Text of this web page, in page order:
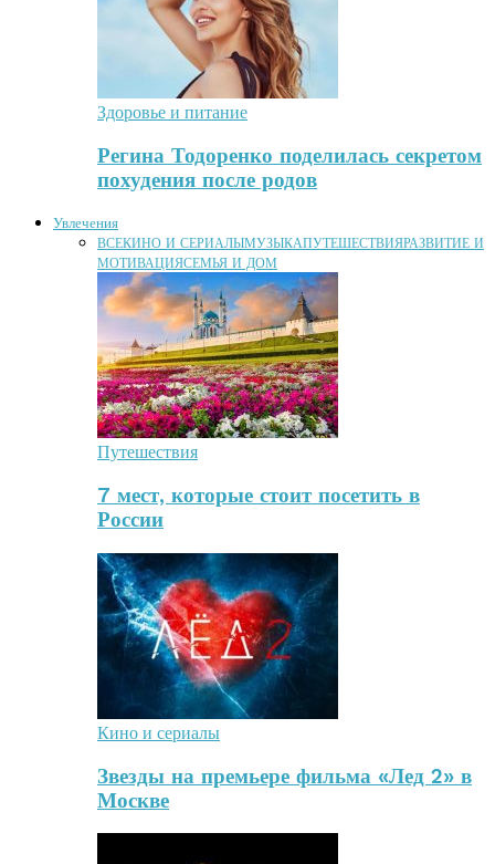
Здоровье и питание
Регина Тодоренко поделилась секретом
похудения после родов
Увлечения
ВСЕКИНО И СЕРИАЛЫМУЗЫКАПУТЕШЕСТВИЯРАЗВИТИЕ И
МОТИВАЦИЯСЕМЬЯ И ДОМ
Путешествия
7 мест, которые стоит посетить в
России
Кино и сериалы
Звезды на премьере фильма «Лед 2» в
Москве